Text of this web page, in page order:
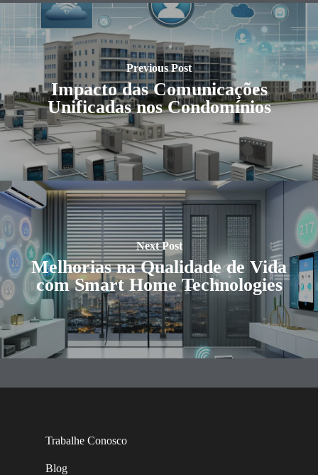
Previous Post
Impacto das Comunicações
Unificadas nos Condomínios
Next Post
Melhorias na Qualidade de Vida
com Smart Home Technologies
Trabalhe Conosco
Blog